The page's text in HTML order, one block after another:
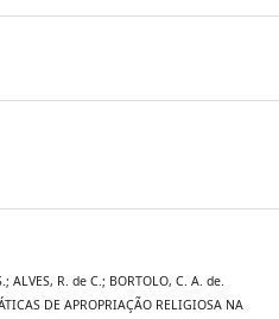
ALVES, R. de C.; BORTOLO, C. A. de.
DE APROPRIAÇÃO RELIGIOSA NA